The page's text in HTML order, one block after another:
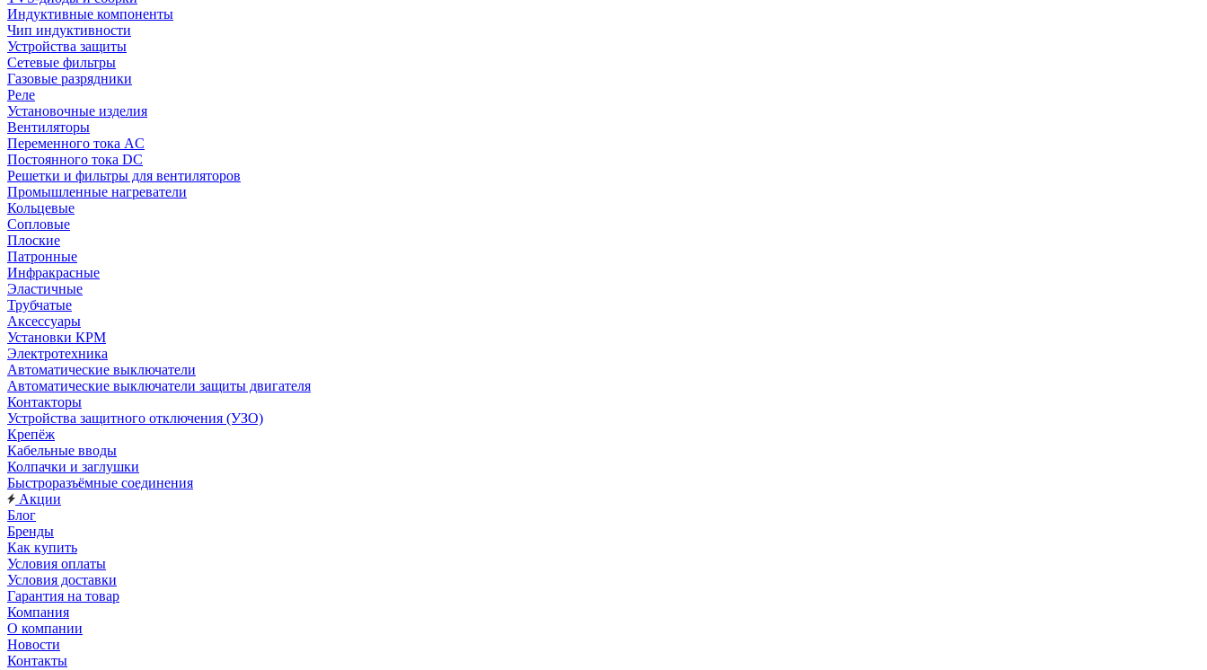
Индуктивные компоненты
Чип индуктивности
Устройства защиты
Сетевые фильтры
Газовые разрядники
Реле
Установочные изделия
Вентиляторы
Переменного тока AC
Постоянного тока DC
Решетки и фильтры для вентиляторов
Промышленные нагреватели
Кольцевые
Сопловые
Плоские
Патронные
Инфракрасные
Эластичные
Трубчатые
Аксессуары
Установки КРМ
Электротехника
Автоматические выключатели
Автоматические выключатели защиты двигателя
Контакторы
Устройства защитного отключения (УЗО)
Крепёж
Кабельные вводы
Колпачки и заглушки
Быстроразъёмные соединения
Акции
Блог
Бренды
Как купить
Условия оплаты
Условия доставки
Гарантия на товар
Компания
О компании
Новости
Контакты